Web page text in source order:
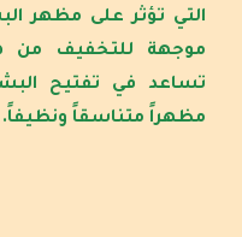
التي تؤثر على مظهر
موجهة للتخفيف من
تساعد في تفتيح
مظهراً متناسقاً ونظيفاً.